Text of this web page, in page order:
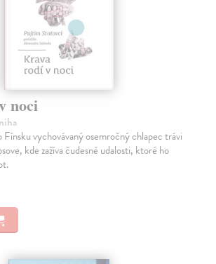
noci
Fínsku vychovávaný osemročný chlapec trávi
kde zažíva čudesné udalosti, ktoré ho